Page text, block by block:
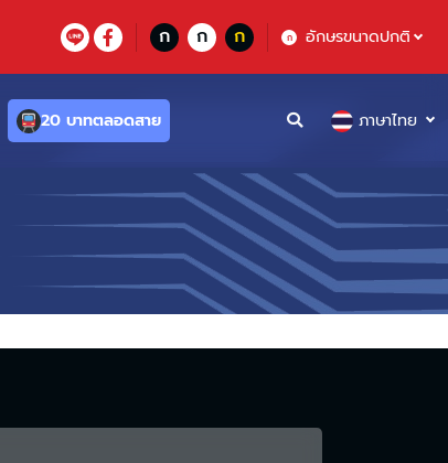
ก ก ก ก อักษรขนาดปกติ
20 บาทตลอดสาย ภาษาไทย